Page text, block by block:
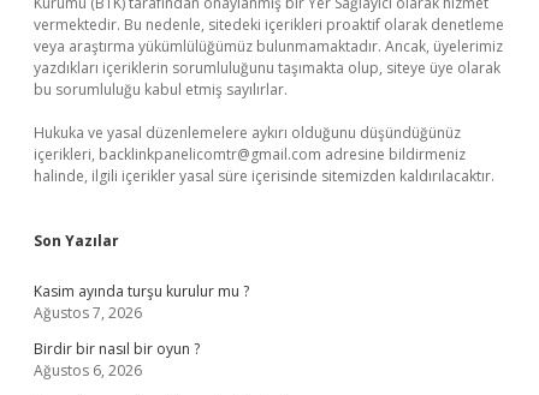
vermektedir. Bu nedenle, sitedeki içerikleri proaktif olarak denetleme
veya araştırma yükümlülüğümüz bulunmamaktadır. Ancak, üyelerimiz
yazdıkları içeriklerin sorumluluğunu taşımakta olup, siteye üye olarak
bu sorumluluğu kabul etmiş sayılırlar.
Hukuka ve yasal düzenlemelere aykırı olduğunu düşündüğünüz
içerikleri, backlinkpanelicomtr@gmail.com adresine bildirmeniz
halinde, ilgili içerikler yasal süre içerisinde sitemizden kaldırılacaktır.
Son Yazılar
Kasim ayında turşu kurulur mu ?
Ağustos 7, 2026
Birdir bir nasıl bir oyun ?
Ağustos 6, 2026